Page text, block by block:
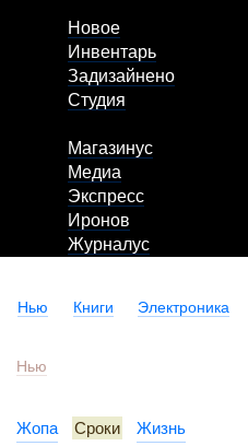
Новое
Инвентарь
Задизайнено
Студия
Магазинус
Медиа
Экспресс
Иронов
Журналус
Нью Книги Электроника
Нью
Жопа Сроки Жизнь